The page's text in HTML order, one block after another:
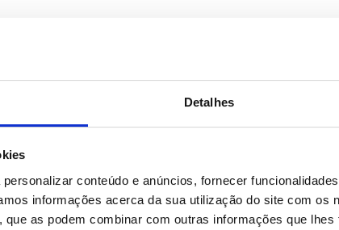
Detalhes
conteúdo e anúncios, fornecer
informações acerca da sua utilização do site com os
que as podem combinar com outras informações que
32 IMAGENS